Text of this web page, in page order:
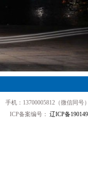
机：13700005812（微信同号）
备案编号： 辽ICP备